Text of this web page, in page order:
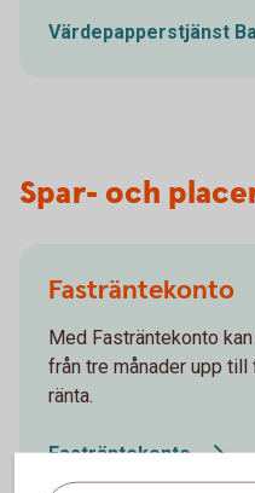
Värdepapperstjänst
Spar- och
Fasträntekonto
Med Fasträntekonto
från tre månader upp
ränta.
Fasträntekonto